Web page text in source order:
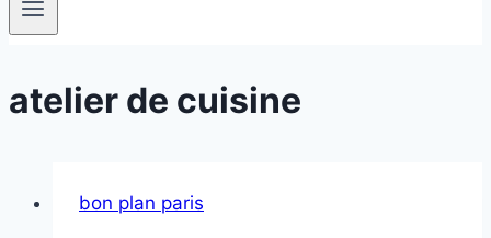
atelier de cuisine
bon plan paris